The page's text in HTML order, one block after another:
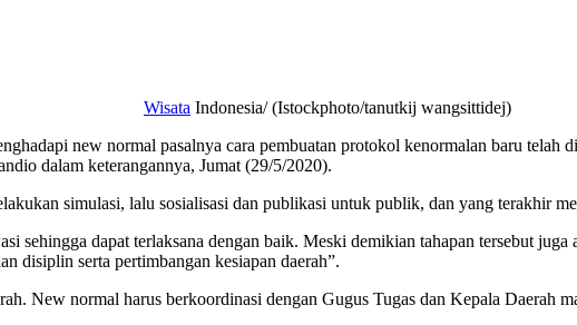
Wisata Indonesia/ (Istockphoto/tanutkij wangsittidej)
new normal pasalnya cara pembuatan protokol kenormalan baru
dalam keterangannya, Jumat (29/5/2020).
simulasi, lalu sosialisasi dan publikasi untuk publik, dan yang terakhir
sehingga dapat terlaksana dengan baik. Meski demikian tahapan tersebut
disiplin serta pertimbangan kesiapan daerah”.
New normal harus berkoordinasi dengan Gugus Tugas dan Kepala Daerah